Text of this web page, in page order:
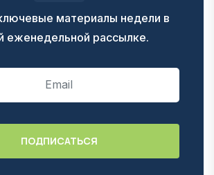
материалы недели в
еженедельной рассылке.